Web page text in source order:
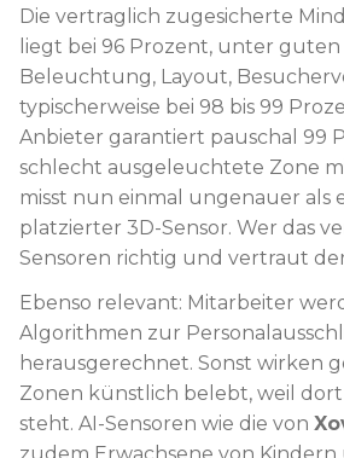
Die vertraglich zugesicherte
liegt bei 96 Prozent, unter
Beleuchtung, Layout,
typischerweise bei 98 bis 99
Anbieter garantiert pauschal 99
schlecht ausgeleuchtete Zone
misst nun einmal ungenauer als
platzierter 3D-Sensor. Wer das
Sensoren richtig und vertraut
Ebenso relevant: Mitarbeiter
Algorithmen zur
herausgerechnet. Sonst wirken
Zonen künstlich belebt, weil dort
steht. AI-Sensoren wie die von